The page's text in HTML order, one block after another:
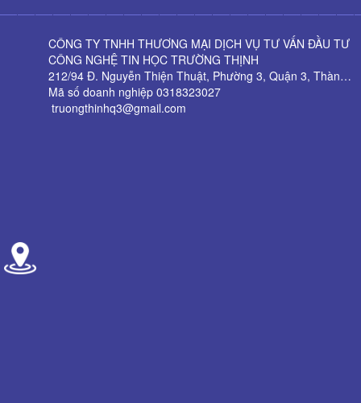
CÔNG TY TNHH THƯƠNG MẠI DỊCH VỤ TƯ VẤN ĐẦU TƯ
CÔNG NGHỆ TIN HỌC TRƯỜNG THỊNH
212/94 Đ. Nguyễn Thiện Thuật, Phường 3, Quận 3, Thành phố Hồ Chí Minh
Mã số doanh nghiệp 0318323027
truongthinhq3@gmail.com